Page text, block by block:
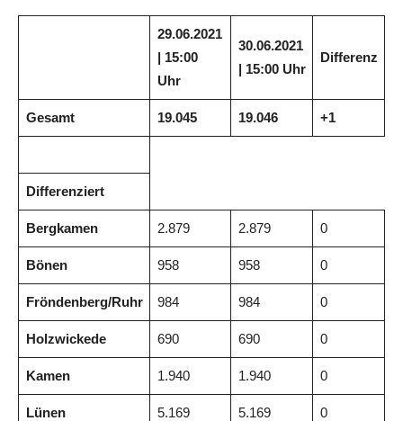
29.06.2021
| 15:00
Uhr
30.06.2021
| 15:00 Uhr
Differenz
Gesamt 19.045 19.046 +1
Differenziert
Bergkamen 2.879 2.879 0
Bönen 958 958 0
Fröndenberg/Ruhr 984 984 0
Holzwickede 690 690 0
Kamen 1.940 1.940 0
Lünen 5.169 5.169 0